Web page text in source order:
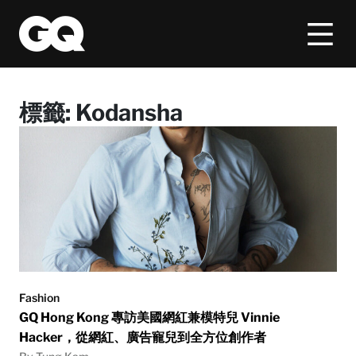
標籤: Kodansha
Fashion
GQ Hong Kong 專訪美國網紅兼模特兒 Vinnie
Hacker，從網紅、廣告寵兒到全方位創作者